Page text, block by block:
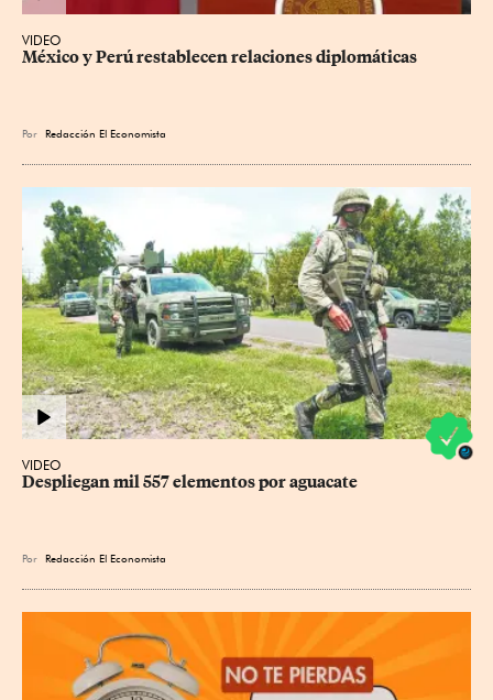
VIDEO
México y Perú restablecen relaciones diplomáticas
Por Redacción El Economista
VIDEO
Despliegan mil 557 elementos por aguacate
Por Redacción El Economista